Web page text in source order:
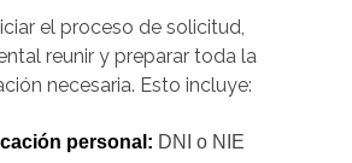
el proceso de solicitud,
reunir y preparar toda la
necesaria. Esto incluye:
personal: DNI o NIE